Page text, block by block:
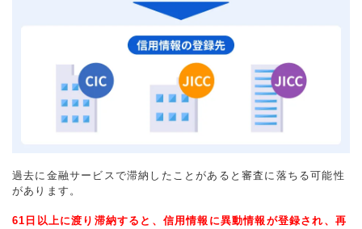
過去に金融サービスで滞納したことがあると審査に落ちる可能性
があります。
61日以上に渡り滞納すると、信用情報に異動情報が登録され、再